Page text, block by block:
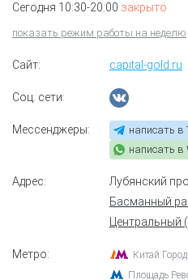
Сегодня 10:30-20:00 закрыто
показать режим работы на неделю
Сайт: capital-gold.ru
Соц. сети:
Мессенджеры:
написать в
написать в
Адрес: Лубянский
Басманный
Центральный
Метро: Китай
Площадь